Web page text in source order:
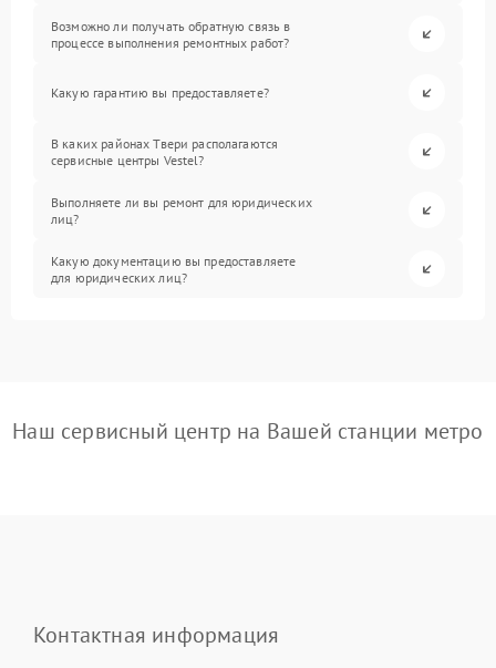
Возможно ли получать обратную связь в
процессе выполнения ремонтных работ?
Какую гарантию вы предоставляете?
В каких районах Твери располагаются
сервисные центры Vestel?
Выполняете ли вы ремонт для юридических
лиц?
Какую документацию вы предоставляете
для юридических лиц?
Наш сервисный центр на Вашей станции метро
Контактная информация